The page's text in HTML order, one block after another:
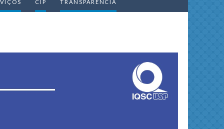
CIP TRANSPARÊNCIA